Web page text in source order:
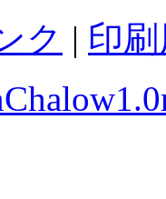
ク | 印